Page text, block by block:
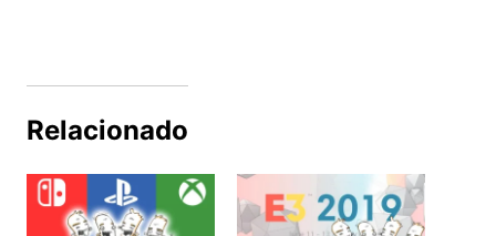
Relacionado